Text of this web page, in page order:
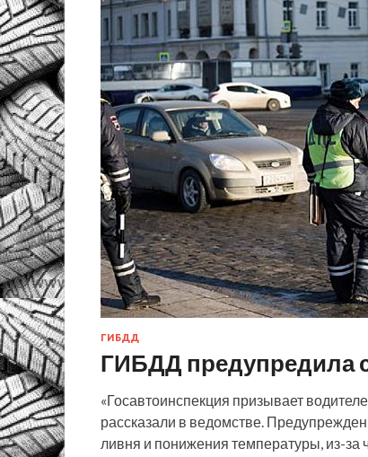
ГИБДД
ГИБДД предупредила
«Госавтоинспекция призывает
рассказали в ведомстве.
ливня и понижения температуры, из-за